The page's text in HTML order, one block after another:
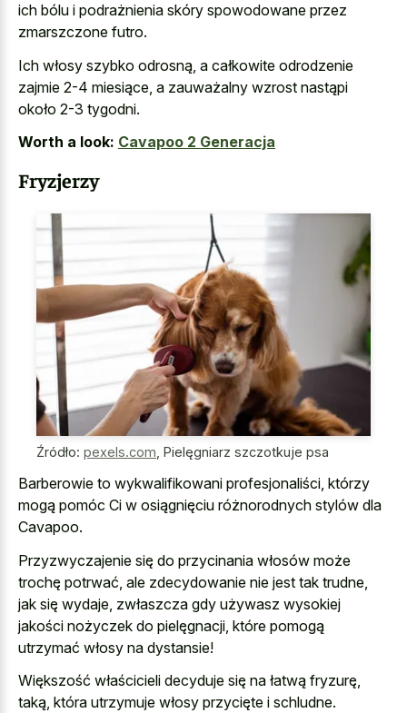
ich bólu i podrażnienia skóry spowodowane przez
zmarszczone futro.
Ich włosy szybko odrosną, a całkowite odrodzenie
zajmie 2-4 miesiące, a zauważalny wzrost nastąpi
około 2-3 tygodni.
Worth a look: Cavapoo 2 Generacja
Fryzjerzy
Źródło: pexels.com Pielęgniarz szczotkuje psa
Barberowie to wykwalifikowani profesjonaliści, którzy
mogą pomóc Ci w osiągnięciu różnorodnych stylów dla
Cavapoo.
Przyzwyczajenie się do przycinania włosów może
trochę potrwać, ale zdecydowanie nie jest tak trudne,
jak się wydaje, zwłaszcza gdy używasz wysokiej
jakości nożyczek do pielęgnacji, które pomogą
utrzymać włosy na dystansie!
Większość właścicieli decyduje się na łatwą fryzurę,
taką, która utrzymuje włosy przycięte i schludne.